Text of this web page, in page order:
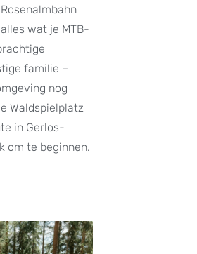
wat je MTB-
familie –
nog
Waldspielplatz
in Gerlos-
om te beginnen.